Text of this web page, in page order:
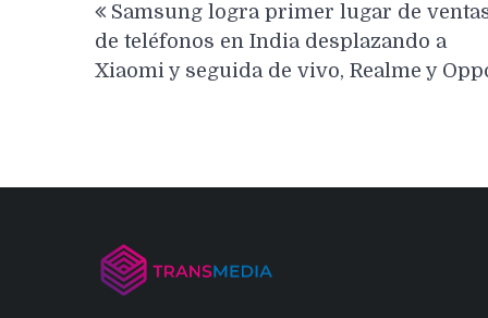
de
entradas
Samsung logra primer lugar de
de teléfonos en India desplazando a
Xiaomi y seguida de vivo, Realme y